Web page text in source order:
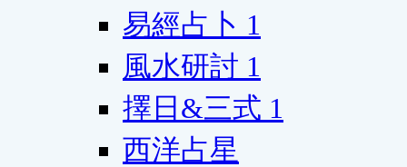
易經占卜 1
風水研討 1
擇日&三式 1
西洋占星